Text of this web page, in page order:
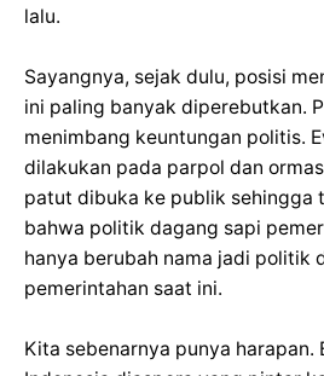
lalu.
Sayangnya, sejak dulu, posisi
ini paling banyak diperebutkan.
menimbang keuntungan politis.
dilakukan pada parpol dan
patut dibuka ke publik sehingga
bahwa politik dagang sapi
hanya berubah nama jadi politik
pemerintahan saat ini.
Kita sebenarnya punya harapan.